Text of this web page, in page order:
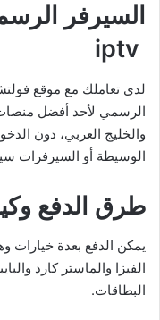
السيرفر
لدى تعاملك مع موقع
والخليج العربي، دون
الوسيطة أو السيرفرات
طرق الدفع
يمكن الدفع بعدة خيارات
البطاقات.